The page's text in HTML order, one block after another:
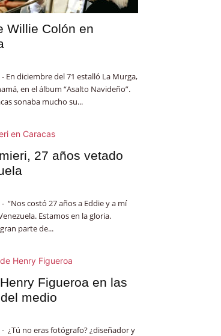
Willie Colón en
- En diciembre del 71 estalló La Murga,
en el álbum “Asalto Navideño”.
sonaba mucho su...
27 años vetado
- “Nos costó 27 años a Eddie y a mí
Estamos en la gloria.
parte de...
Henry Figueroa en las
medio
- ¿Tú no eras fotógrafo? ¿diseñador y